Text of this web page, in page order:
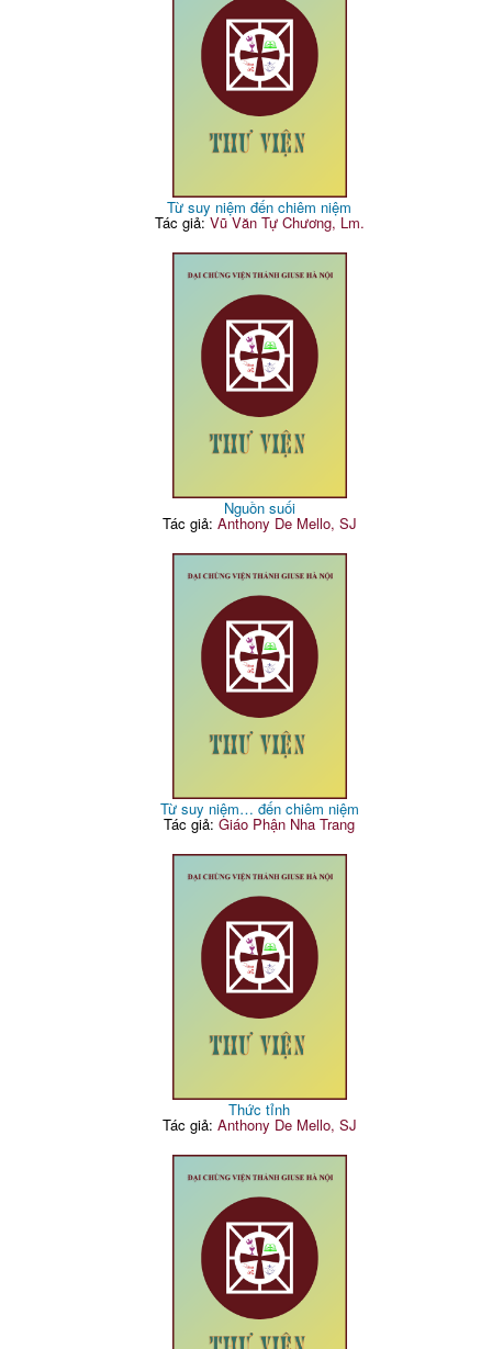
Từ suy niệm đến chiêm niệm
Tác giả:Vũ Văn Tự Chương, Lm.
Nguồn suối
Tác giả: Anthony De Mello, SJ
Từ suy niệm… đến chiêm niệm
Tác giả:Giáo Phận Nha Trang
Thức tỉnh
Tác giả: Anthony De Mello, SJ